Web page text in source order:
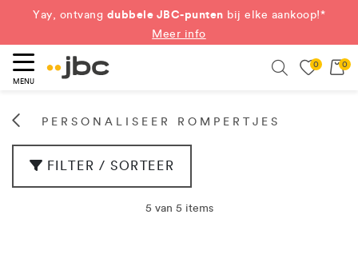
Yay, ontvang dubbele JBC-punten bij elke aankoop!*
Meer info
MENU
0 0
PERSONALISEER ROMPERTJES
FILTER / SORTEER
5 van 5 items